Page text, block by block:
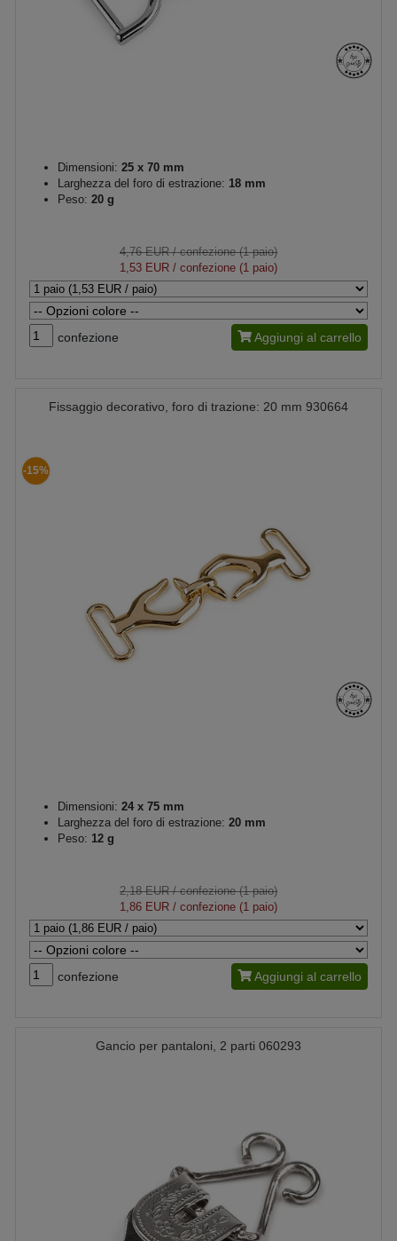
Dimensioni: 25 x 70 mm
Larghezza del foro di estrazione: 18 mm
Peso: 20 g
4,76 EUR/ confezione (1 paio)
1,53 EUR / confezione (1 paio)
confezione Aggiungi al carrello
Fissaggio decorativo, foro di trazione: 20 mm 930664
-15%
Dimensioni: 24 x 75 mm
Larghezza del foro di estrazione: 20 mm
Peso: 12 g
2,18 EUR/ confezione (1 paio)
1,86 EUR / confezione (1 paio)
confezione Aggiungi al carrello
Gancio per pantaloni, 2 parti 060293